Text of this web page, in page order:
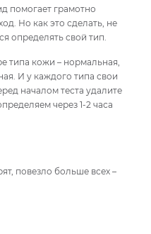
помогает грамотно
Но как это сделать, не
определять свой тип.
типа кожи – нормальная,
И у каждого типа свои
началом теста удалите
через 1-2 часа
повезло больше всех –